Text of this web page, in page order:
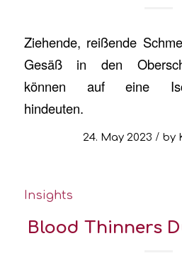
Ziehende, reißende
Gesäß in den
können auf eine
hindeuten.
24. May 2023 / by
Insights
Blood Thinners